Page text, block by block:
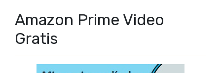
Amazon Prime Video
Gratis